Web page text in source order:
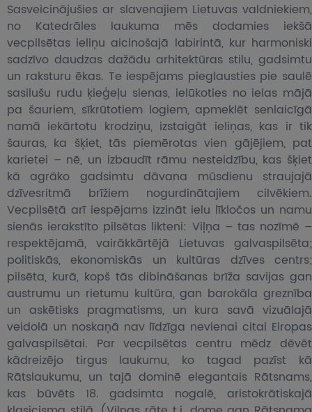
Sasveicinājušies ar slavenajiem Lietuvas valdniekiem,
no Katedrāles laukuma mēs dodamies iekšā
vecpilsētas ieliņu aicinošajā labirintā, kur harmoniski
sadzīvo daudzas dažādu arhitektūras stilu, gadsimtu
un raksturu ēkas. Te iespējams pieglausties pie saulē
sasilušu rudu ķieģeļu sienas, ielūkoties no ielas mājā
pa šauriem, sīkrūtotiem logiem, apmeklēt senlaicīgā
namā iekārtotu krodziņu, izstaigāt ieliņas, kas ir tik
šauras, ka šķiet, tās piemērotas vien gājējiem, pat
karietei – nē, un izbaudīt rāmu nesteidzību, kas šķiet
kā agrāko gadsimtu dāvana mūsdienu straujajā
dzīvesritmā brīžiem nogurdinātajiem cilvēkiem.
Vecpilsētā arī iespējams izzināt ielu līkločos un namu
sienās ierakstīto pilsētas likteni: Viļņa – tas nozīmē –
respektējamā, vairākkārtējā Lietuvas galvaspilsēta;
politiskās, ekonomiskās un kultūras dzīves centrs;
pilsēta, kurā, kopš tās dibināšanas brīža savijas gan
austrumu un rietumu kultūra, gan barokāla greznība
un askētisks pragmatisms, un kura savā vizuālajā
veidolā un noskaņā nav līdzīga nevienai citai Eiropas
galvaspilsētai. Par vecpilsētas centru mēdz dēvēt
kādreizējo tirgus laukumu, ko tagad pazīst kā
Rātslaukumu, un tajā dominē elegantais Rātsnams,
kas būvēts 18. gadsimta nogalē, aristokrātiskajā